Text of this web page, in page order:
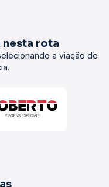
nesta rota
a viação de